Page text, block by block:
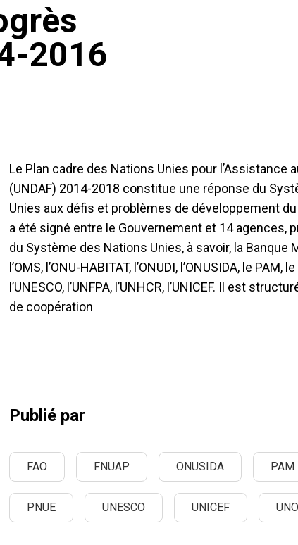
2016
Le Plan cadre des Nations Unies pour l’Assistance
(UNDAF) 2014-2018 constitue une réponse du
Unies aux défis et problèmes de développement du
a été signé entre le Gouvernement et 14 agences,
du Système des Nations Unies, à savoir, la Banque
l’OMS, l’ONU-HABITAT, l’ONUDI, l’ONUSIDA, le PAM, le
l’UNESCO, l’UNFPA, l’UNHCR, l’UNICEF. Il est
de coopération
Publié par
FAO FNUAP ONUSIDA PAM
PNUE UNESCO UNICEF